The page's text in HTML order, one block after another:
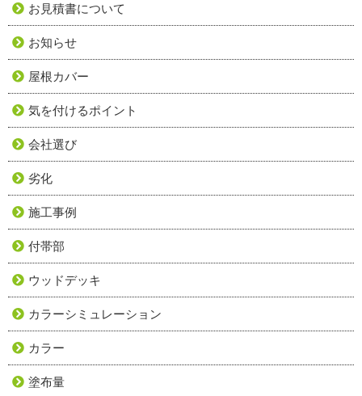
お見積書について
お知らせ
屋根カバー
気を付けるポイント
会社選び
劣化
施工事例
付帯部
ウッドデッキ
カラーシミュレーション
カラー
塗布量